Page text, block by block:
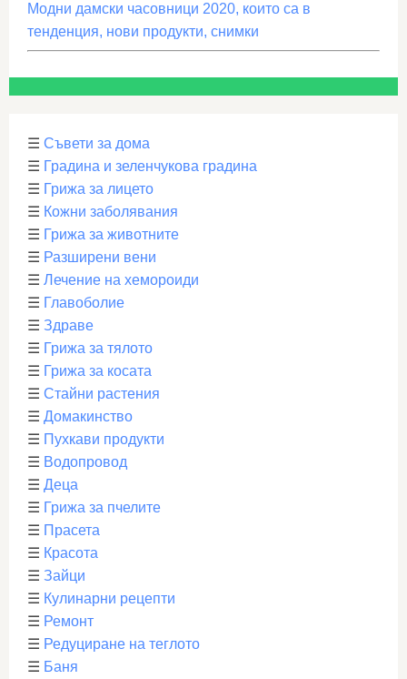
Модни дамски часовници 2020, които са в
тенденция, нови продукти, снимки
☰ Съвети за дома
☰ Градина и зеленчукова градина
☰ Грижа за лицето
☰ Кожни заболявания
☰ Грижа за животните
☰ Разширени вени
☰ Лечение на хемороиди
☰ Главоболие
☰ Здраве
☰ Грижа за тялото
☰ Грижа за косата
☰ Стайни растения
☰ Домакинство
☰ Пухкави продукти
☰ Водопровод
☰ Деца
☰ Грижа за пчелите
☰ Прасета
☰ Красота
☰ Зайци
☰ Кулинарни рецепти
☰ Ремонт
☰ Редуциране на теглото
☰ Баня